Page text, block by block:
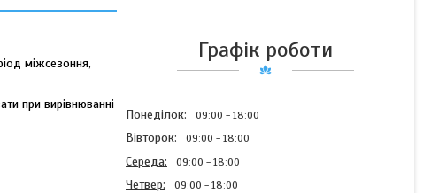
міжсезоння,
при вирівнюванні
Графік роботи
Понеділок 09:00 18:00
Вівторок 09:00 18:00
Середа 09:00 18:00
Четвер 09:00 18:00